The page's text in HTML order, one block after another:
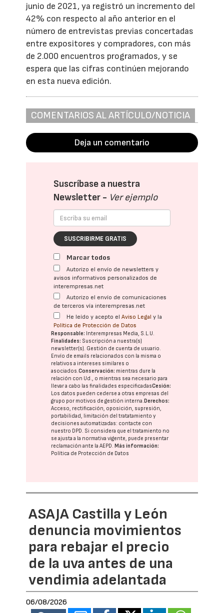
junio de 2021, ya registró un incremento del
42% con respecto al año anterior en el
número de entrevistas previas concertadas
entre expositores y compradores, con más
de 2.000 encuentros programados, y se
espera que las cifras continúen mejorando
en esta nueva edición.
COMENTARIOS AL ARTÍCULO/NOTICIA
Deja un comentario
Suscríbase a nuestra
Newsletter - Ver ejemplo
SUSCRIBIRME GRATIS
Marcar todos
Autorizo el envío de newsletters y
avisos informativos personalizados de
interempresas.net
Autorizo el envío de comunicaciones
de terceros vía interempresas.net
He leído y acepto elAviso Legal y la
Política de Protección de Datos
Responsable: Interempresas Media, S.L.U.
Finalidades: Suscripción a nuestra(s)
newsletter(s). Gestión de cuenta de usuario.
Envío de emails relacionados con la misma o
relativos a intereses similares o
asociados.Conservación: mientras dure la
relación con Ud., o mientras sea necesario para
llevar a cabo las finalidades especificadasCesión:
Los datos pueden cederse a otras empresas del
grupo por motivos de gestión interna. Derechos:
Acceso, rectificación, oposición, supresión,
portabilidad, limitación del tratatamiento y
decisiones automatizadas: contacte con
nuestro DPD. Si considera que el tratamiento no
se ajusta a la normativa vigente, puede presentar
reclamación ante laAEPD. Más información:
Política de Protección de Datos
ASAJA Castilla y León
denuncia movimientos
para rebajar el precio
de la uva antes de una
vendimia adelantada
06/08/2026